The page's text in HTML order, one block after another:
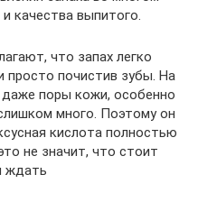
качества выпитого.
что запах легко
просто почистив зубы. На
поры кожи, особенно
много. Поэтому он
кислота полностью
не значит, что стоит
ждать